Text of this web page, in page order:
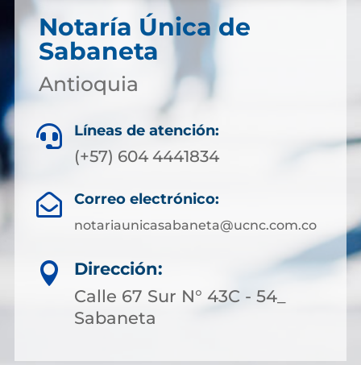
Notaría Única de
Sabaneta
Antioquia
 Líneas de atención:
(+57) 604 4441834
 Correo electrónico:
notariaunicasabaneta@ucnc.com.co

Dirección:
Calle 67 Sur N° 43C - 54_
Sabaneta